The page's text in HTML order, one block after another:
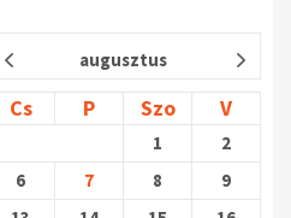
augusztus
Cs P Szo V
1
2
6 7 8
9